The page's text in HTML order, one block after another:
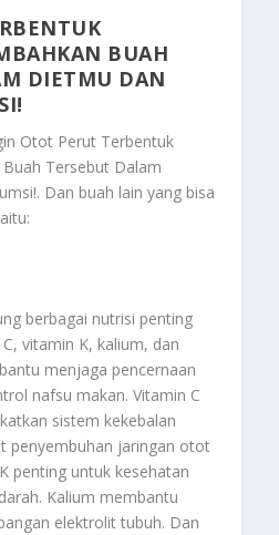
BUAH
DIETMU DAN
Otot Perut Terbentuk
Tersebut Dalam
. Dan buah lain yang bisa
berbagai nutrisi penting
vitamin K, kalium, dan
menjaga pencernaan
nafsu makan. Vitamin C
sistem kekebalan
penyembuhan jaringan otot
penting untuk kesehatan
Kalium membantu
elektrolit tubuh. Dan